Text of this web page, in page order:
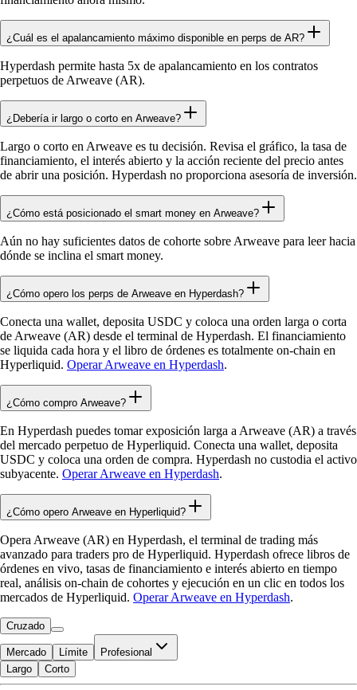
¿Cuál es el apalancamiento máximo disponible en perps de AR?
Hyperdash permite hasta 5x de apalancamiento en los contratos
perpetuos de Arweave (AR).
¿Debería ir largo o corto en Arweave?
Largo o corto en Arweave es tu decisión. Revisa el gráfico, la tasa de
financiamiento, el interés abierto y la acción reciente del precio antes
de abrir una posición. Hyperdash no proporciona asesoría de inversión.
¿Cómo está posicionado el smart money en Arweave?
Aún no hay suficientes datos de cohorte sobre Arweave para leer hacia
dónde se inclina el smart money.
¿Cómo opero los perps de Arweave en Hyperdash?
Conecta una wallet, deposita USDC y coloca una orden larga o corta
de Arweave (AR) desde el terminal de Hyperdash. El financiamiento
se liquida cada hora y el libro de órdenes es totalmente on-chain en
Hyperliquid. Operar Arweave en Hyperdash.
¿Cómo compro Arweave?
En Hyperdash puedes tomar exposición larga a Arweave (AR) a través
del mercado perpetuo de Hyperliquid. Conecta una wallet, deposita
USDC y coloca una orden de compra. Hyperdash no custodia el activo
subyacente. Operar Arweave en Hyperdash.
¿Cómo opero Arweave en Hyperliquid?
Opera Arweave (AR) en Hyperdash, el terminal de trading más
avanzado para traders pro de Hyperliquid. Hyperdash ofrece libros de
órdenes en vivo, tasas de financiamiento e interés abierto en tiempo
real, análisis on-chain de cohortes y ejecución en un clic en todos los
mercados de Hyperliquid. Operar Arweave en Hyperdash.
Cruzado
Mercado Límite Profesional
Disponible para Trade
Largo Corto